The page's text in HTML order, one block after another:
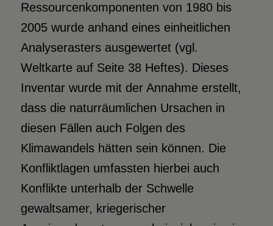
Ressourcenkomponenten von 1980 bis
2005 wurde anhand eines einheitlichen
Analyserasters ausgewertet (vgl.
Weltkarte auf Seite 38 Heftes). Dieses
Inventar wurde mit der Annahme erstellt,
dass die naturräumlichen Ursachen in
diesen Fällen auch Folgen des
Klimawandels hätten sein können. Die
Konfliktlagen umfassten hierbei auch
Konflikte unterhalb der Schwelle
gewaltsamer, kriegerischer